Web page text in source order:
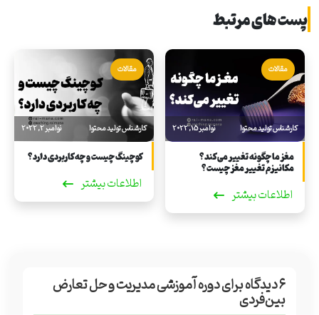
پست های مرتبط
مقالات
کارشناس تولید محتوا نوامبر 15, 2022
مغز ما چگونه تغییر می‌کند؟
مکانیزم تغییر مغز چیست؟
اطلاعات بیشتر
مقالات
کارشناس تولید محتوا نوامبر 2, 2022
کوچینگ چیست و چه کاربردی دارد؟
اطلاعات بیشتر
۶دیدگاه برایدوره آموزشی مدیریت و حل تعارض
بین‌فردی